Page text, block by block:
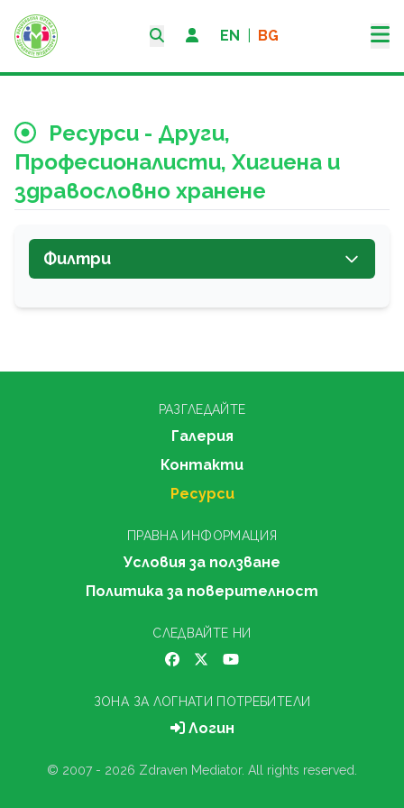
EN BG
Ресурси - Други,
Професионалисти, Хигиена и
здравословно хранене
Филтри
РАЗГЛЕДАЙТЕ
Галерия
Контакти
Ресурси
ПРАВНА ИНФОРМАЦИЯ
Условия за ползване
Политика за поверителност
СЛЕДВАЙТЕ НИ
ЗОНА ЗА ЛОГНАТИ ПОТРЕБИТЕЛИ
Логин
© 2007 - 2026 Zdraven Mediator. All rights reserved.